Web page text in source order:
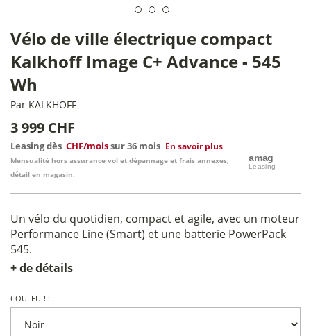
Vélo de ville électrique compact
Kalkhoff Image C+ Advance - 545
Wh
Par KALKHOFF
3 999 CHF
Leasing dès CHF/moissur 36 mois En savoir plus
Mensualité hors assurance vol et dépannage et frais annexes,
détail en magasin.
Un vélo du quotidien, compact et agile, avec un moteur
Performance Line (Smart) et une batterie PowerPack
545.
+ de détails
COULEUR :